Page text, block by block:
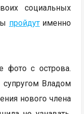
социальных
пройдутименно
фото с острова.
Владом
нового члена